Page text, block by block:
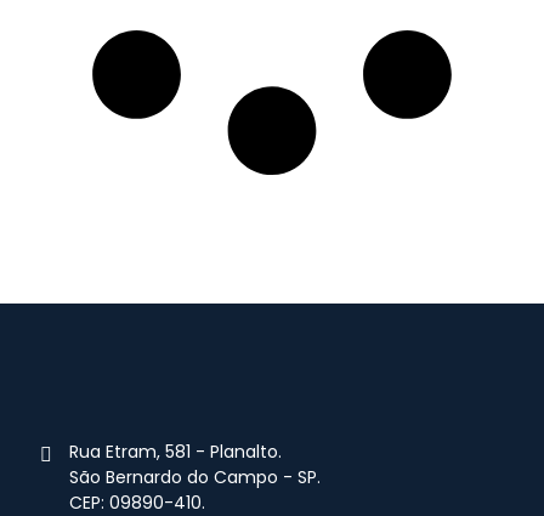
Rua Etram, 581 - Planalto.
São Bernardo do Campo - SP.
CEP: 09890-410.